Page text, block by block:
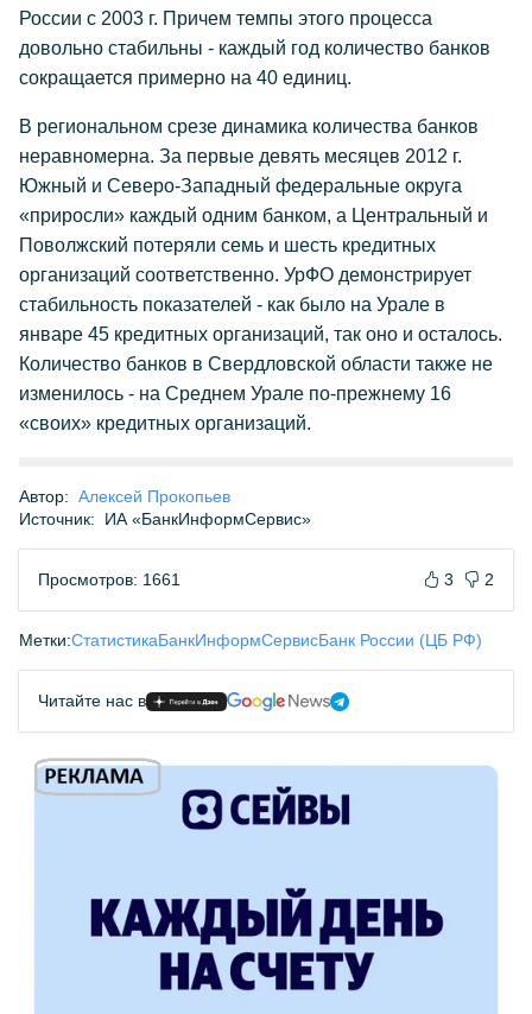
России с 2003 г. Причем темпы этого процесса
довольно стабильны - каждый год количество банков
сокращается примерно на 40 единиц.
В региональном срезе динамика количества банков
неравномерна. За первые девять месяцев 2012 г.
Южный и Северо-Западный федеральные округа
«приросли» каждый одним банком, а Центральный и
Поволжский потеряли семь и шесть кредитных
организаций соответственно. УрФО демонстрирует
стабильность показателей - как было на Урале в
январе 45 кредитных организаций, так оно и осталось.
Количество банков в Свердловской области также не
изменилось - на Среднем Урале по-прежнему 16
«своих» кредитных организаций.
Автор: Алексей Прокопьев
Источник:
ИА «БанкИнформСервис»
Просмотров: 1661 3 2
Метки:СтатистикаБанкИнформСервисБанк России (ЦБ РФ)
Читайте нас в